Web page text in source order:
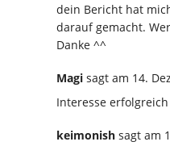
dein Bericht hat
darauf gemacht.
Danke ^^
Magi sagt am 14.
Interesse
keimonish sagt am